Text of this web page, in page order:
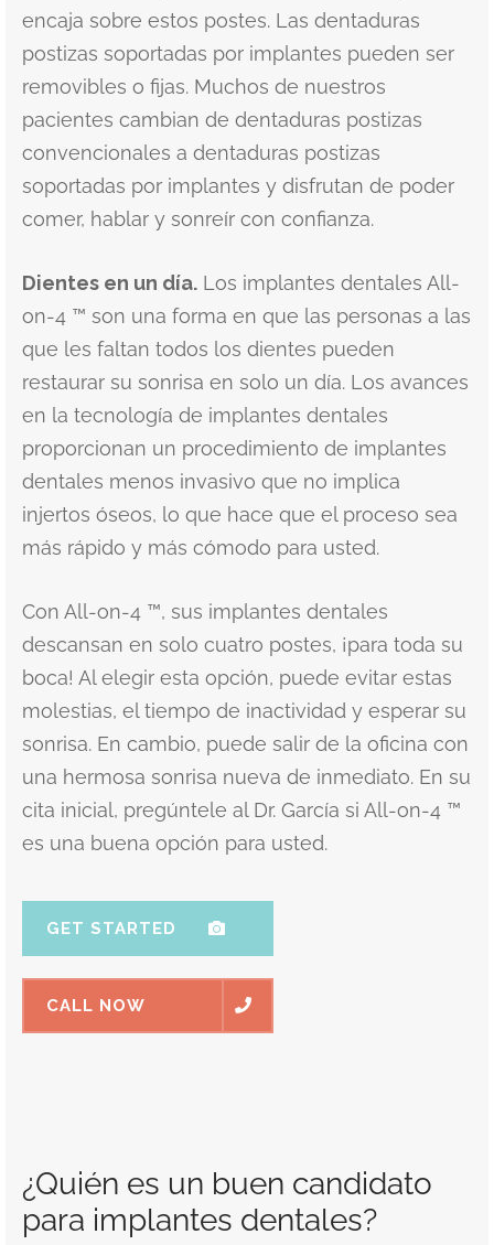
encaja sobre estos postes. Las dentaduras
postizas soportadas por implantes pueden ser
removibles o fijas. Muchos de nuestros
pacientes cambian de dentaduras postizas
convencionales a dentaduras postizas
soportadas por implantes y disfrutan de poder
comer, hablar y sonreír con confianza.
Dientes en un día. Los implantes dentales All-
on-4 ™ son una forma en que las personas a las
que les faltan todos los dientes pueden
restaurar su sonrisa en solo un día. Los avances
en la tecnología de implantes dentales
proporcionan un procedimiento de implantes
dentales menos invasivo que no implica
injertos óseos, lo que hace que el proceso sea
más rápido y más cómodo para usted.
Con All-on-4 ™, sus implantes dentales
descansan en solo cuatro postes, ¡para toda su
boca! Al elegir esta opción, puede evitar estas
molestias, el tiempo de inactividad y esperar su
sonrisa. En cambio, puede salir de la oficina con
una hermosa sonrisa nueva de inmediato. En su
cita inicial, pregúntele al Dr. García si All-on-4 ™
es una buena opción para usted.
GET STARTED
CALL NOW
¿Quién es un buen candidato
para implantes dentales?